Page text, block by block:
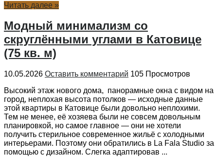
Читать далее »
Модный минимализм со
скруглёнными углами в Катовице
(75 кв. м)
10.05.2026 Оставить комментарий 105 Просмотров
Высокий этаж нового дома, панорамные окна с видом на
город, неплохая высота потолков — исходные данные
этой квартиры в Катовице были довольно неплохими.
Тем не менее, её хозяева были не совсем довольным
планировкой, но самое главное — они не хотели
получить стерильное современное жильё с холодными
интерьерами. Поэтому они обратились в La Fala Studio за
помощью с дизайном. Слегка адаптировав ...